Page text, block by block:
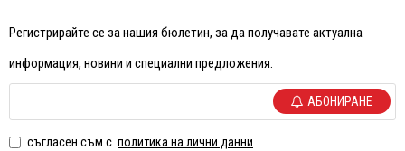
Регистрирайте се за нашия бюлетин, за да получавате актуална
информация, новини и специални предложения.
АБОНИРАНЕ
съгласен съм с политика на лични данни